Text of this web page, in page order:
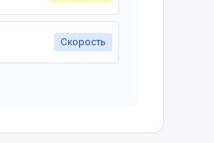
Скорость